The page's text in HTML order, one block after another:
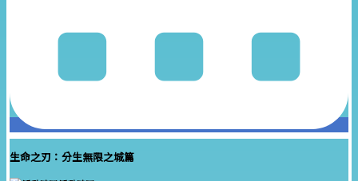
生命之刃：分生無限之城篇